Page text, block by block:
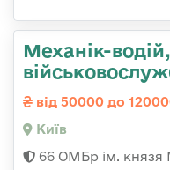
Механік-водій,
від 50000 до
Київ
66 ОМБр ім. князя